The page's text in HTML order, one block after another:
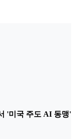
'미국 주도 AI 동맹'